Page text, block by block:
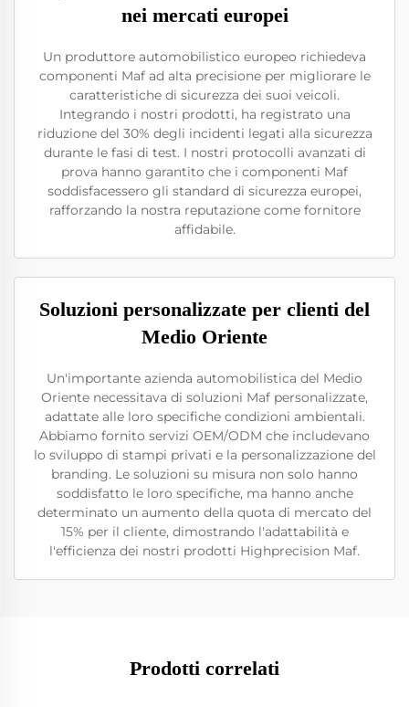
nei mercati europei
Un produttore automobilistico europeo richiedeva
componenti Maf ad alta precisione per migliorare le
caratteristiche di sicurezza dei suoi veicoli.
Integrando i nostri prodotti, ha registrato una
riduzione del 30% degli incidenti legati alla sicurezza
durante le fasi di test. I nostri protocolli avanzati di
prova hanno garantito che i componenti Maf
soddisfacessero gli standard di sicurezza europei,
rafforzando la nostra reputazione come fornitore
affidabile.
Soluzioni personalizzate per clienti del
Medio Oriente
Un'importante azienda automobilistica del Medio
Oriente necessitava di soluzioni Maf personalizzate,
adattate alle loro specifiche condizioni ambientali.
Abbiamo fornito servizi OEM/ODM che includevano
lo sviluppo di stampi privati e la personalizzazione del
branding. Le soluzioni su misura non solo hanno
soddisfatto le loro specifiche, ma hanno anche
determinato un aumento della quota di mercato del
15% per il cliente, dimostrando l'adattabilità e
l'efficienza dei nostri prodotti Highprecision Maf.
Prodotti correlati